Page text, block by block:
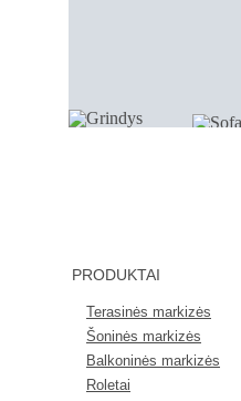
PRODUKTAI
Terasinės markizės
Šoninės markizės
Balkoninės markizės
Roletai